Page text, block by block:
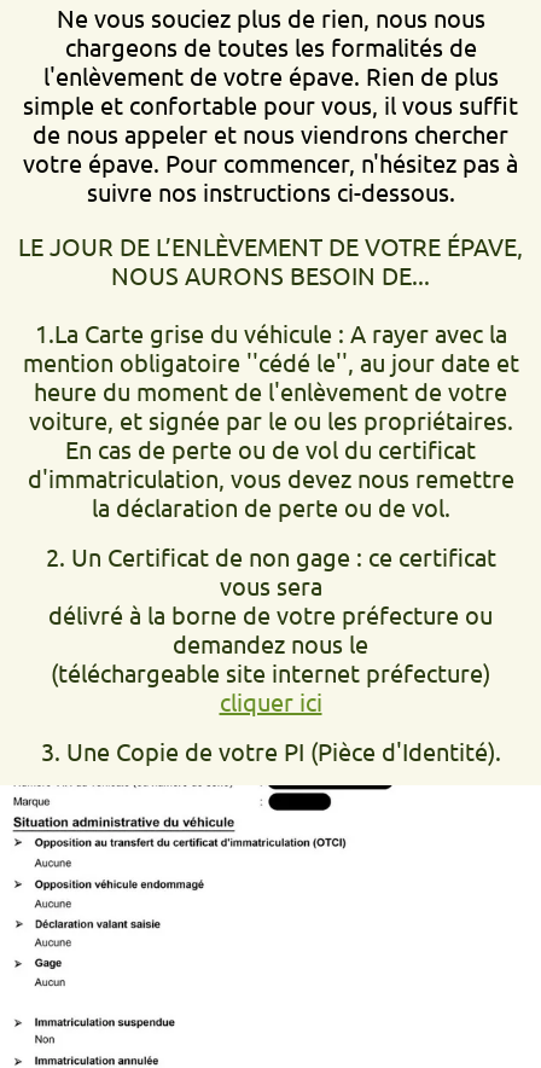
Ne vous souciez plus de rien, nous nous
chargeons de toutes les formalités de
l'enlèvement de votre épave. Rien de plus
simple et confortable pour vous, il vous suffit
de nous appeler et nous viendrons chercher
votre épave. Pour commencer, n'hésitez pas à
suivre nos instructions ci-dessous.
LE JOUR DE L’ENLÈVEMENT DE VOTRE ÉPAVE,
NOUS AURONS BESOIN DE...
1.La Carte grise du véhicule : A rayer avec la
mention obligatoire ''cédé le'', au jour date et
heure du moment de l'enlèvement de votre
voiture, et signée par le ou les propriétaires.
En cas de perte ou de vol du certificat
d'immatriculation, vous devez nous remettre
la déclaration de perte ou de vol.
2. Un Certificat de non gage : ce certificat
vous sera
délivré à la borne de votre préfecture ou
demandez nous le
(téléchargeable site internet préfecture)
cliquer ici
3. Une Copie de votre PI (Pièce d'Identité).